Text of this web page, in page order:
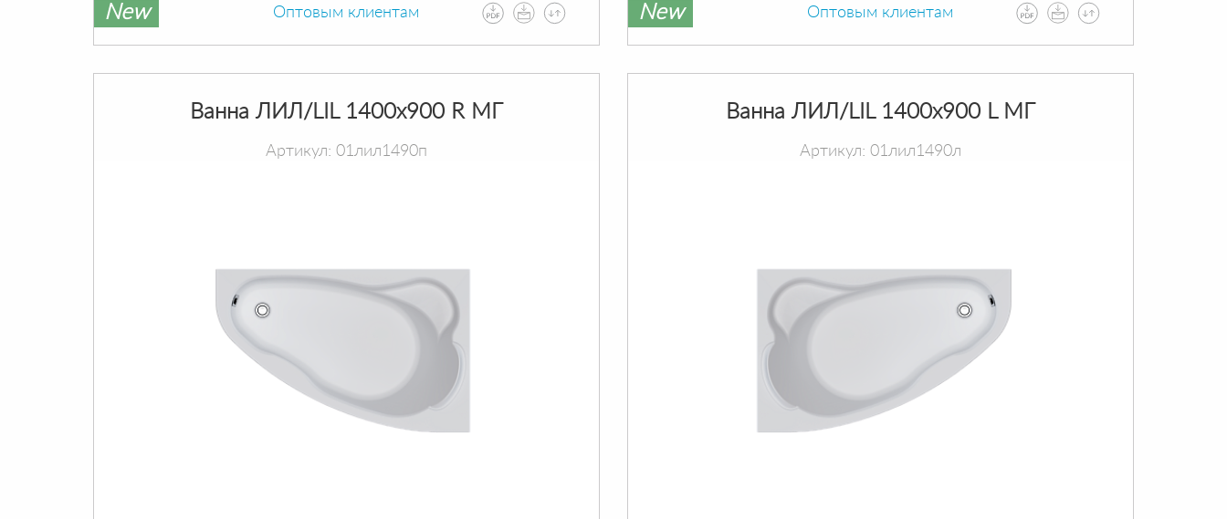
New Оптовым клиентам New Оптовым клиентам
Ванна ЛИЛ/LIL 1400х900 R МГ
Артикул: 01лил1490п
Ванна ЛИЛ/LIL 1400х900 L МГ
Артикул: 01лил1490л